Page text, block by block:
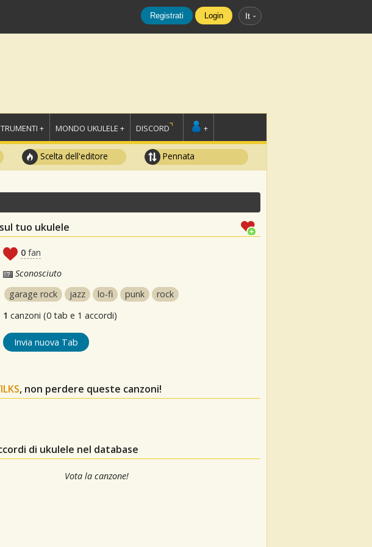
Registrati Login It
+ MONDO UKULELE + DISCORD +
Scelta dell'editore Pennata
sul tuo ukulele
0 fan
Sconosciuto
garage rock
jazz lo-fi punk
rock
1 canzoni (0 tab e 1 accordi)
Invia nuova Tab
, non perdere queste canzoni!
di ukulele nel database
Vota la canzone!